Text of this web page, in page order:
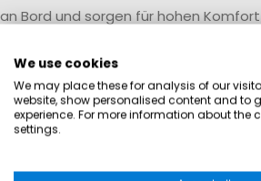
an Bord und sorgen für hohen
We use cookies
We may place these for analysis of our
website, show personalised content and to
experience. For more information about the
settings.